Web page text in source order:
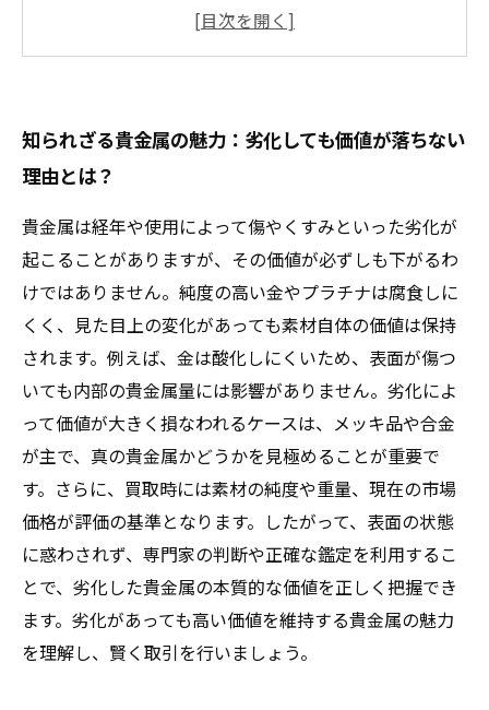
変色・キズがあっても大丈夫？貴金属の本当の
のコツ
劣化を乗り越えて価値を守る：買取で損をしな
いための最終チェックガイド
貴金属の価値は劣化以上に重要なポイントがあ
った！専門家が明かす真実
賢い買取の秘訣：劣化しても価値を見逃さない
ための知識とは？
知られざる貴金属の魅力：劣化しても価値が落ちない
理由とは？
貴金属は経年や使用によって傷やくすみといった劣化が
起こることがありますが、その価値が必ずしも下がるわ
けではありません。純度の高い金やプラチナは腐食しに
くく、見た目上の変化があっても素材自体の価値は保持
されます。例えば、金は酸化しにくいため、表面が傷つ
いても内部の貴金属量には影響がありません。劣化によ
って価値が大きく損なわれるケースは、メッキ品や合金
が主で、真の貴金属かどうかを見極めることが重要で
す。さらに、買取時には素材の純度や重量、現在の市場
価格が評価の基準となります。したがって、表面の状態
に惑わされず、専門家の判断や正確な鑑定を利用するこ
とで、劣化した貴金属の本質的な価値を正しく把握でき
ます。劣化があっても高い価値を維持する貴金属の魅力
を理解し、賢く取引を行いましょう。